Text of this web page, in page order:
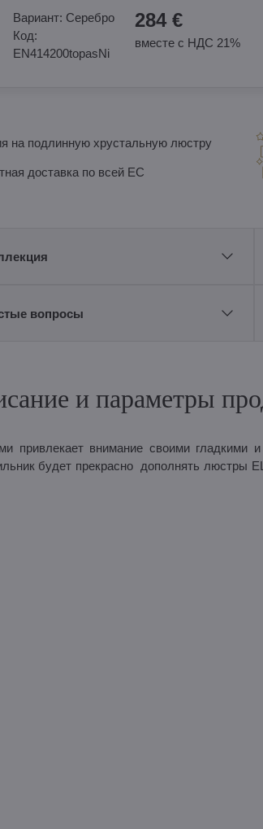
Вариант: Cеребро
Код:
EN414200topasNi
284 €
вместе с НДС 21%
на подлинную хрустальную люстру
доставка по всей ЕС
вопросы
и параметры
привлекает внимание своими гладкими
будет прекрасно дополнять люстры